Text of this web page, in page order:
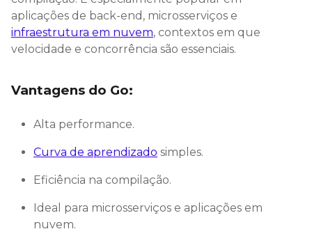
aplicações de back-end, microsserviços e
infraestrutura em nuvem, contextos em que
velocidade e concorrência são essenciais.
Vantagens do Go:
Alta performance.
Curva de aprendizado simples.
Eficiência na compilação.
Ideal para microsserviços e aplicações em
nuvem.